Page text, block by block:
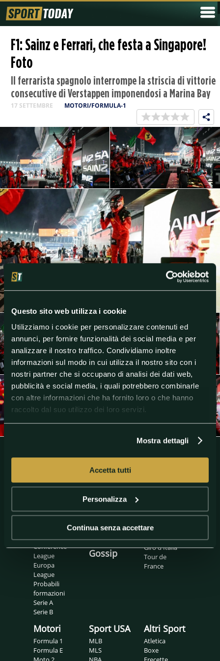
Questo sito web utilizza i cookie
Utilizziamo i cookie per personalizzare contenuti ed
annunci, per fornire funzionalità dei social media e per
analizzare il nostro traffico. Condividiamo inoltre
informazioni sul modo in cui utilizza il nostro sito con i
nostri partner che si occupano di analisi dei dati web,
pubblicità e social media, i quali potrebbero combinarle
con altre informazioni che ha fornito loro o che hanno
raccolto dal suo utilizzo dei loro servizi.
Mostra dettagli
Accetta tutti
Personalizza
Continua senza accettare
F1: Sainz e Ferrari, che festa a Singapore!
Foto
Il ferrarista spagnolo interrompe la striscia di vittorie
consecutive di Verstappen imponendosi a Marina Bay
17 SETTEMBRE MOTORI/FORMULA-1
Calcio
internazionale
Calciomercato
League
Conference
League
Europa
League
Probabili
formazioni
Serie A
Serie B
Basket
Eurolegaue
LBA
LNP
Gossip
Tennis
Padel
WTA
Giro d'Italia
Tour de
France
Motori
Formula 1
Formula E
Sport USA
MLB
MLS
Altri Sport
Atletica
Boxe